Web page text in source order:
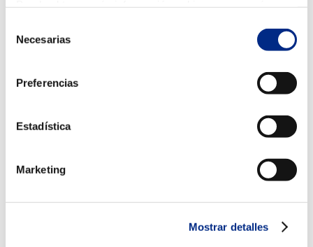
Necesarias
Preferencias
Estadística
Marketing
Mostrar detalles
alrededores. Nos encargamos de mantener en
transformadores eléctricos para que puedas disfrutar
Si necesitas realizar una reparación en tu sistema de
contactar con nosotros. Solicita un presupuesto sin
cuidado de tus equipos de climatización.
Alargar la vida útil de tu aire acondicionado es